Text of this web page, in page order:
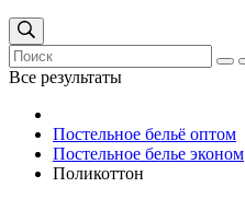
Все результаты
Постельное бельё оптом
Постельное белье эконом
Поликоттон